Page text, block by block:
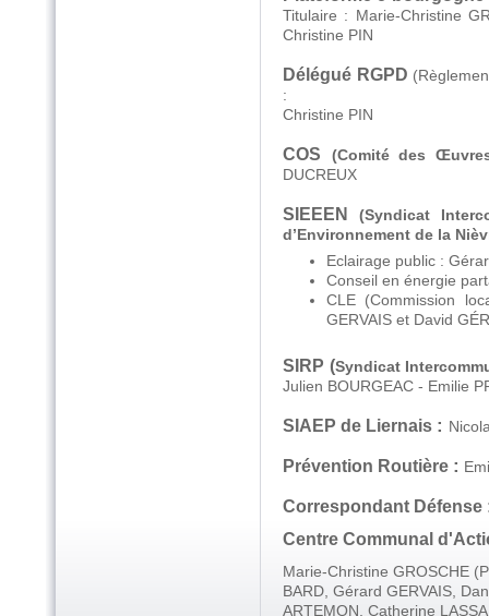
Titulaire : Marie-
Christine PIN
Délégué RGPD
:
Christine PIN
COS
(Comité des
DUCREUX
SIEEEN
(Syndicat
d’Environnement de la
Eclairage public :
Conseil en énergie
CLE (Commission
GERVAIS et David
SIRP (Syndicat
Julien BOURGEAC - Emilie
SIAEP de Liernais :
Prévention Routière :
Correspondant Défense
Centre Communal
Marie-Christine GROSCHE
BARD, Gérard GERVAIS,
ARTEMON, Catherine